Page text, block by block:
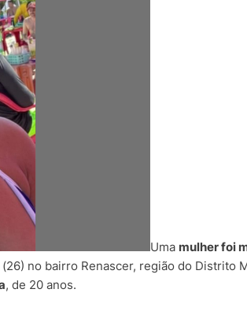
Uma mulher foi
no bairro Renascer, região do Distrito
, de 20 anos.